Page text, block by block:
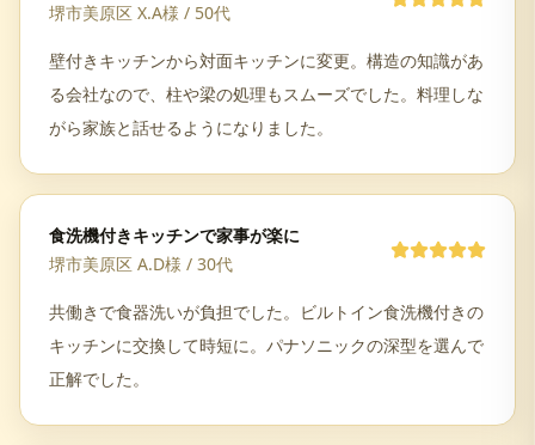
堺市美原区 X.A様 / 50代
壁付きキッチンから対面キッチンに変更。構造の知識があ
る会社なので、柱や梁の処理もスムーズでした。料理しな
がら家族と話せるようになりました。
食洗機付きキッチンで家事が楽に
堺市美原区 A.D様 / 30代
共働きで食器洗いが負担でした。ビルトイン食洗機付きの
キッチンに交換して時短に。パナソニックの深型を選んで
正解でした。